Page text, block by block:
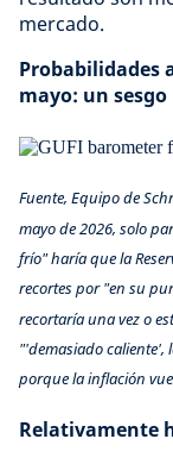
mercado.
Probabilidades
mayo: un
Fuente, Equipo de
mayo de 2026, solo
frío" haría que la
recortes por "en su
recortaría una vez o
"'demasiado caliente',
porque la inflación
Relativamente